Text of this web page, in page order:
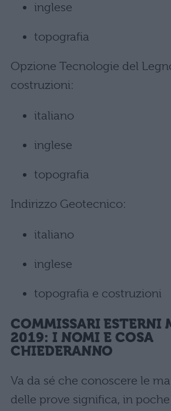
inglese
topografia
Opzione Tecnologie del
costruzioni:
italiano
inglese
topografia
Indirizzo Geotecnico:
italiano
inglese
topografia e costruzioni
COMMISSARI ESTERNI
2019: I NOMI E COSA
CHIEDERANNO
Va da sé che conoscere le
delle prove significa, in